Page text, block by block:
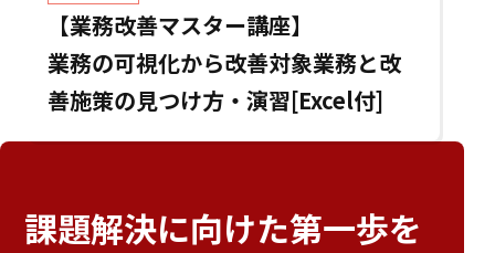
【業務改善マスター講座】
業務の可視化から改善対象業務と改
善施策の見つけ方・演習[Excel付]
課題解決に向けた第一歩を